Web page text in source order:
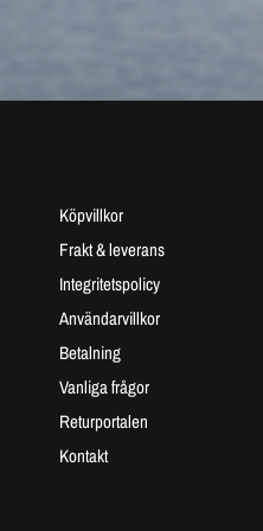
Köpvillkor
Frakt & leverans
Integritetspolicy
Användarvillkor
Betalning
Vanliga frågor
Returportalen
Kontakt